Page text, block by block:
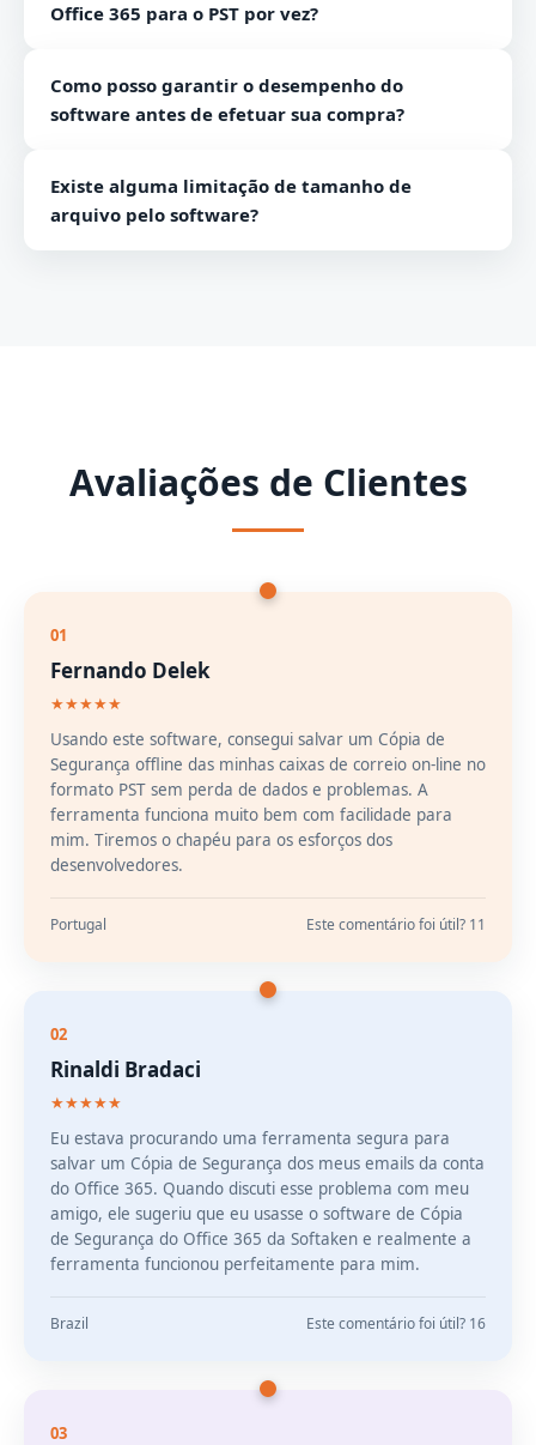
Office 365 para o PST por vez?
mails do Office 365, você pode recuperar apenas uma
conta de usuário por vez.
Como posso garantir o desempenho do
software antes de efetuar sua compra?
ferramenta para avaliar seu desempenho sem fazer
sua compra.
Existe alguma limitação de tamanho de
arquivo pelo software?
Avaliações de Clientes
01
Fernando Delek
★★★★★
Usando este software, consegui salvar um Cópia de
Segurança offline das minhas caixas de correio on-line no
formato PST sem perda de dados e problemas. A
ferramenta funciona muito bem com facilidade para
mim. Tiremos o chapéu para os esforços dos
desenvolvedores.
Portugal Este comentário foi útil? 11
02
Rinaldi Bradaci
★★★★★
Eu estava procurando uma ferramenta segura para
salvar um Cópia de Segurança dos meus emails da conta
do Office 365. Quando discuti esse problema com meu
amigo, ele sugeriu que eu usasse o software de Cópia
de Segurança do Office 365 da Softaken e realmente a
ferramenta funcionou perfeitamente para mim.
Brazil Este comentário foi útil? 16
03